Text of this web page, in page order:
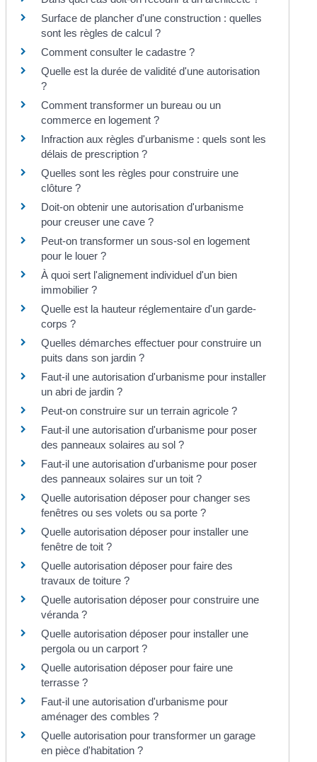
Surface de plancher d'une construction : quelles
sont les règles de calcul ?
Comment consulter le cadastre ?
Quelle est la durée de validité d'une autorisation
?
Comment transformer un bureau ou un
commerce en logement ?
Infraction aux règles d'urbanisme : quels sont les
délais de prescription ?
Quelles sont les règles pour construire une
clôture ?
Doit-on obtenir une autorisation d'urbanisme
pour creuser une cave ?
Peut-on transformer un sous-sol en logement
pour le louer ?
À quoi sert l'alignement individuel d'un bien
immobilier ?
Quelle est la hauteur réglementaire d'un garde-
corps ?
Quelles démarches effectuer pour construire un
puits dans son jardin ?
Faut-il une autorisation d'urbanisme pour installer
un abri de jardin ?
Peut-on construire sur un terrain agricole ?
Faut-il une autorisation d'urbanisme pour poser
des panneaux solaires au sol ?
Faut-il une autorisation d'urbanisme pour poser
des panneaux solaires sur un toit ?
Quelle autorisation déposer pour changer ses
fenêtres ou ses volets ou sa porte ?
Quelle autorisation déposer pour installer une
fenêtre de toit ?
Quelle autorisation déposer pour faire des
travaux de toiture ?
Quelle autorisation déposer pour construire une
véranda ?
Quelle autorisation déposer pour installer une
pergola ou un carport ?
Quelle autorisation déposer pour faire une
terrasse ?
Faut-il une autorisation d'urbanisme pour
aménager des combles ?
Quelle autorisation pour transformer un garage
en pièce d'habitation ?